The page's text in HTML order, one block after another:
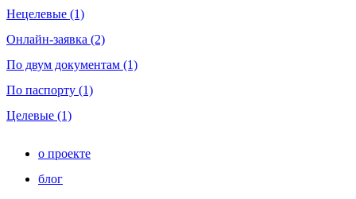
Нецелевые (1)
Онлайн-заявка (2)
По двум документам (1)
По паспорту (1)
Целевые (1)
о проекте
блог